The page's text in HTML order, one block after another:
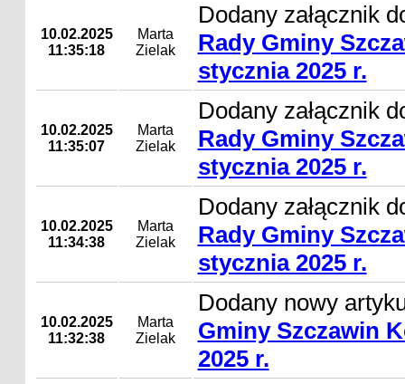
10.02.2025
11:35:18
Marta
Zielak
Dodany załącznik
Rady Gminy
stycznia 2025 r.
10.02.2025
11:35:07
Marta
Zielak
Dodany załącznik
Rady Gminy
stycznia 2025 r.
10.02.2025
11:34:38
Marta
Zielak
Dodany załącznik
Rady Gminy
stycznia 2025 r.
10.02.2025
11:32:38
Marta
Zielak
Dodany nowy
Gminy Szczawin
2025 r.